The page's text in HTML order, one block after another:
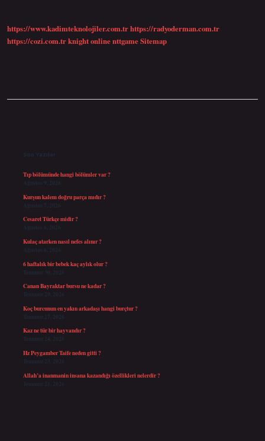
https://www.kadimteknolojiler.com.trhttps://radyoderman.com.tr
https://cozi.com.trknight onlinenttgameSitemap
Son Yazılar
Tıp bölümünde hangi bölümler var ?
Ağustos 9, 2026
Kurşun kalem doğru parça mıdır ?
Ağustos 7, 2026
Cesaret Türkçe midir ?
Ağustos 6, 2026
Kulaç atarken nasıl nefes alınır ?
Ağustos 6, 2026
6 haftalık bir bebek kaç aylık olur ?
Temmuz 30, 2026
Canan Bayraktar bursu ne kadar ?
Temmuz 29, 2026
Koç burcunun en yakın arkadaşı hangi burçtur ?
Temmuz 27, 2026
Kaz ne tür bir hayvandır ?
Temmuz 24, 2026
Hz Peygamber Taife neden gitti ?
Temmuz 23, 2026
Allah’a inanmanin insana kazandığı özellikleri nelerdir ?
Temmuz 21, 2026